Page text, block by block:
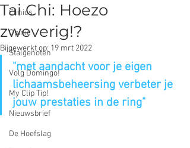
Clinics
Opinie
Stalgenoten
Volg Domingo!
My Clip Tip!
Nieuwsbrief
De Hoefslag
Tai Chi: Hoezo
zweverig!?
Bijgewerkt op: 19 mrt 2022
"met aandacht voor je eigen
lichaamsbeheersing verbeter je
jouw prestaties in de ring"